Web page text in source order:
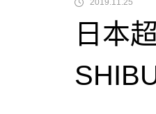
2019.11.25
日本